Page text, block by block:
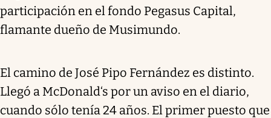
participación en el fondo Pegasus Capital,
flamante dueño de Musimundo.
El camino de José Pipo Fernández es distinto.
Llegó a McDonald‘s por un aviso en el diario,
cuando sólo tenía 24 años. El primer puesto que